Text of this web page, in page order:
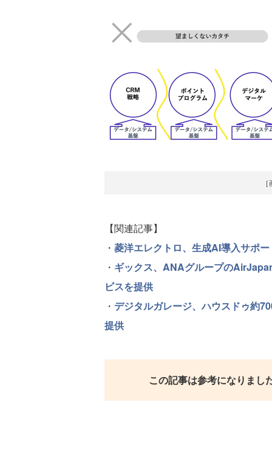
【関連記事】
・ 菱洋エレクトロ、生成AI導入サポ
・ ギックス、ANAグループの
ビスを提供
・ デジタルガレージ、ハウスドゥ約
提供
この記事は参考になりまし